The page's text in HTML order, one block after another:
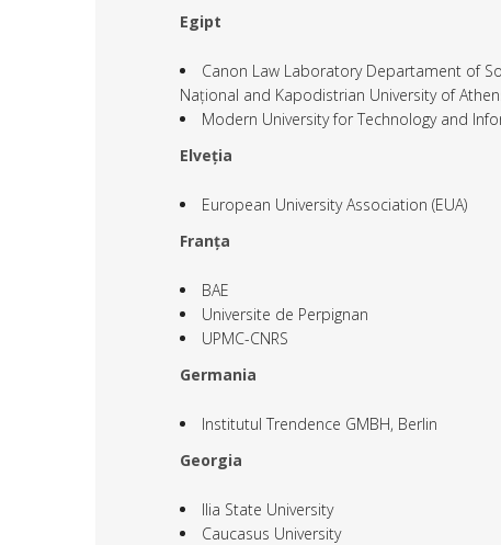
Egipt
Canon Law Laboratory Departament of
Național and Kapodistrian University of
Modern University for Technology and
Elveția
European University Association (EUA)
Franța
BAE
Universite de Perpignan
UPMC-CNRS
Germania
Institutul Trendence GMBH, Berlin
Georgia
Ilia State University
Caucasus University